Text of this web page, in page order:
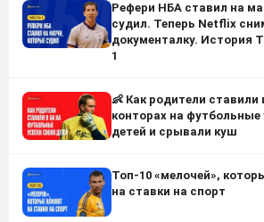
Рефери НБА ставил на
судил. Теперь Netflix
документалку. История
1
👶 Как родители ставили
конторах на футбольные
детей и срывали куш
Топ-10 «мелочей»,
на ставки на спорт